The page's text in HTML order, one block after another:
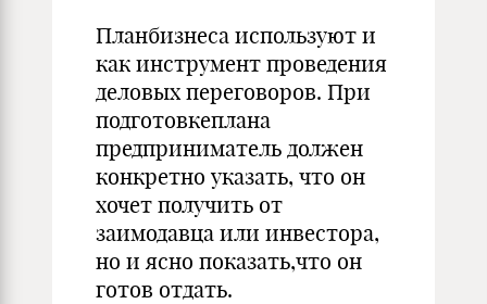
Планбизнеса используют и
как инструмент проведения
деловых переговоров. При
подготовкеплана
предприниматель должен
конкретно указать, что он
хочет получить от
заимодавца или инвестора,
но и ясно показать,что он
готов отдать.